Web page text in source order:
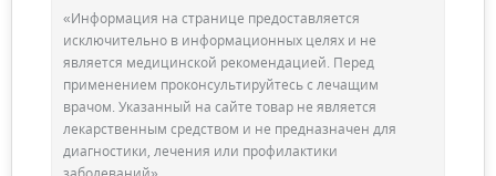
«Информация на странице предоставляется
исключительно в информационных целях и не
является медицинской рекомендацией. Перед
применением проконсультируйтесь с лечащим
врачом. Указанный на сайте товар не является
лекарственным средством и не предназначен для
диагностики, лечения или профилактики